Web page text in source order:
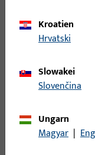
Bitte melden Sie
Preisinformation zu
Kroatien
Hrvatski
Slowakei
Slovenčina
Ungarn
Magyar |